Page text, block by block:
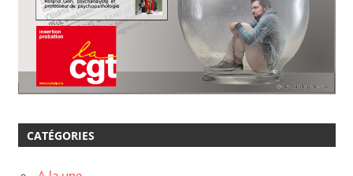
CATÉGORIES